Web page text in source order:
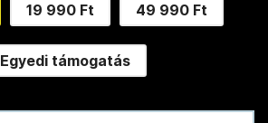
19 990 Ft 49 990 Ft
Egyedi támogatás